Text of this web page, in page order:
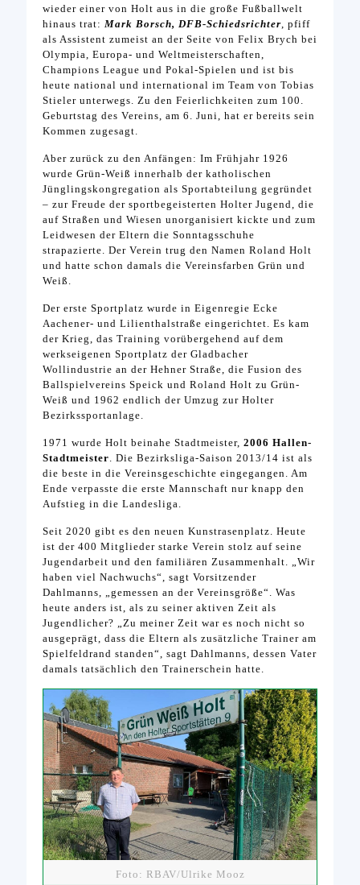
wieder einer von Holt aus in die große Fußballwelt
hinaus trat: Mark Borsch, DFB-Schiedsrichter , pfiff
als Assistent zumeist an der Seite von Felix Brych bei
Olympia, Europa- und Weltmeisterschaften,
Champions League und Pokal-Spielen und ist bis
heute national und international im Team von Tobias
Stieler unterwegs. Zu den Feierlichkeiten zum 100.
Geburtstag des Vereins, am 6. Juni, hat er bereits sein
Kommen zugesagt.
Aber zurück zu den Anfängen: Im Frühjahr 1926
wurde Grün-Weiß innerhalb der katholischen
Jünglingskongregation als Sportabteilung gegründet
– zur Freude der sportbegeisterten Holter Jugend, die
auf Straßen und Wiesen unorganisiert kickte und zum
Leidwesen der Eltern die Sonntagsschuhe
strapazierte. Der Verein trug den Namen Roland Holt
und hatte schon damals die Vereinsfarben Grün und
Weiß.
Der erste Sportplatz wurde in Eigenregie Ecke
Aachener- und Lilienthalstraße eingerichtet. Es kam
der Krieg, das Training vorübergehend auf dem
werkseigenen Sportplatz der Gladbacher
Wollindustrie an der Hehner Straße, die Fusion des
Ballspielvereins Speick und Roland Holt zu Grün-
Weiß und 1962 endlich der Umzug zur Holter
Bezirkssportanlage.
1971 wurde Holt beinahe Stadtmeister, 2006 Hallen-
Stadtmeister . Die Bezirksliga-Saison 2013/14 ist als
die beste in die Vereinsgeschichte eingegangen. Am
Ende verpasste die erste Mannschaft nur knapp den
Aufstieg in die Landesliga.
Seit 2020 gibt es den neuen Kunstrasenplatz. Heute
ist der 400 Mitglieder starke Verein stolz auf seine
Jugendarbeit und den familiären Zusammenhalt. „Wir
haben viel Nachwuchs“, sagt Vorsitzender
Dahlmanns, „gemessen an der Vereinsgröße“. Was
heute anders ist, als zu seiner aktiven Zeit als
Jugendlicher? „Zu meiner Zeit war es noch nicht so
ausgeprägt, dass die Eltern als zusätzliche Trainer am
Spielfeldrand standen“, sagt Dahlmanns, dessen Vater
damals tatsächlich den Trainerschein hatte.
Foto: RBAV/Ulrike Mooz